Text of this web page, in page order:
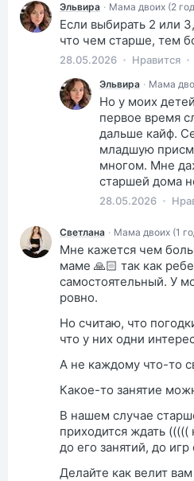
Эльвира · Мама двоих (2
Если выбирать 2 или
что чем старше, тем
28.05.2026 Нравится
Эльвира · Мама
Но у моих
первое время
дальше кайф.
младшую
многом. Мне
старшей дома
28.05.2026
Светлана · Мама двоих (1
Мне кажется чем
маме 🙏🏻 так как
самостоятельный. У
ровно.
Но считаю, что
что у них одни
А не каждому что-то
Какое-то занятие
В нашем случае
приходится ждать
до его занятий, до игр
Делайте как велит